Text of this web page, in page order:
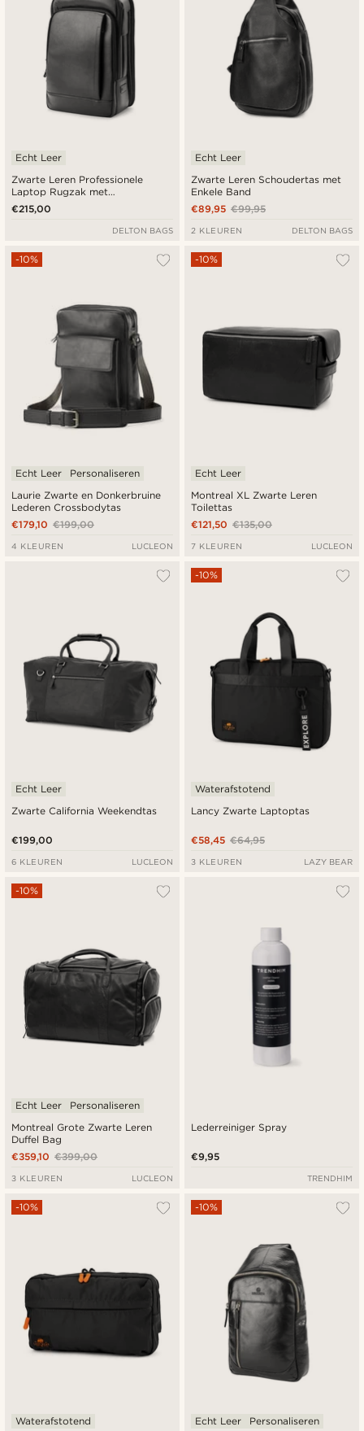
Zwarte Leren Professionele
Laptop Rugzak met
Oplaadpoort
Echt Leer
€215,00
DELTON BAGS
Zwarte Leren Schoudertas met
Enkele Band
Echt Leer
€99,95
€89,95
2 KLEUREN DELTON BAGS
Laurie Zwarte en Donkerbruine
Lederen Crossbodytas
-10%
Echt Leer Personaliseren
€199,00
€179,10
4 KLEUREN LUCLEON
Montreal XL Zwarte Leren
Toilettas
-10%
Echt Leer
€135,00
€121,50
7 KLEUREN LUCLEON
Zwarte California Weekendtas
Echt Leer
€199,00
6 KLEUREN LUCLEON
Lancy Zwarte Laptoptas
-10%
Waterafstotend
€64,95
€58,45
3 KLEUREN LAZY BEAR
Montreal Grote Zwarte Leren
Duffel Bag
-10%
Echt Leer Personaliseren
€399,00
€359,10
3 KLEUREN LUCLEON
Lederreiniger Spray
€9,95
TRENDHIM
-10%
Waterafstotend
-10%
Echt Leer Personaliseren